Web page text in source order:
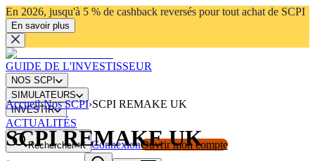
En 2026, jusqu'à 5 % de cashback reversés pour tout achat de SCPI
En savoir plus
GUIDE DE L'INVESTISSEUR
NOS SCPI
SIMULATEURS
INVESTIR
ACTUALITÉS
Rechercher⌘K ConnexionOuvrir mon compte
Accueil›Nos SCPI›SCPI REMAKE UK
SCPI REMAKE UK